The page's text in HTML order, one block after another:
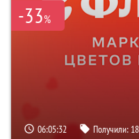
-33%
06:05:31 Получили: 18